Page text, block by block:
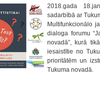
2018.gada
sadarbībā ar
Multifunkcionālo
dialoga forumu
novadā”, kurā
iesaistītie no
prioritātēm un
Tukuma novadā.